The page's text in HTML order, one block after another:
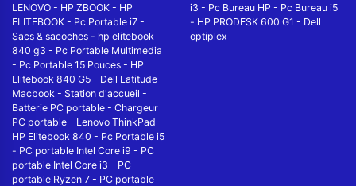
LENOVO - HP ZBOOK - HP
ELITEBOOK - Pc Portable i7 -
Sacs & sacoches - hp elitebook
840 g3 - Pc Portable Multimedia
- Pc Portable 15 Pouces - HP
Elitebook 840 G5 - Dell Latitude -
Macbook - Station d'accueil -
Batterie PC portable - Chargeur
PC portable - Lenovo ThinkPad -
HP Elitebook 840 - Pc Portable i5
- PC portable Intel Core i9 - PC
portable Intel Core i3 - PC
portable Ryzen 7 - PC portable
i3 - Pc Bureau HP - Pc Bureau i5
- HP PRODESK 600 G1 - Dell
optiplex